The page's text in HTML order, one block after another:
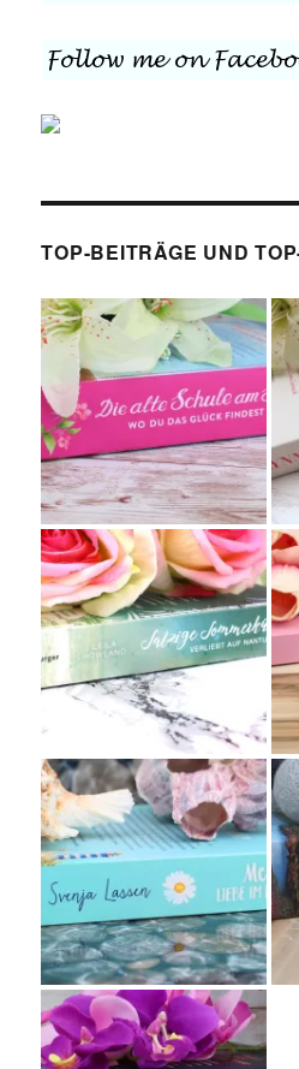
TOP-BEITRÄGE UND